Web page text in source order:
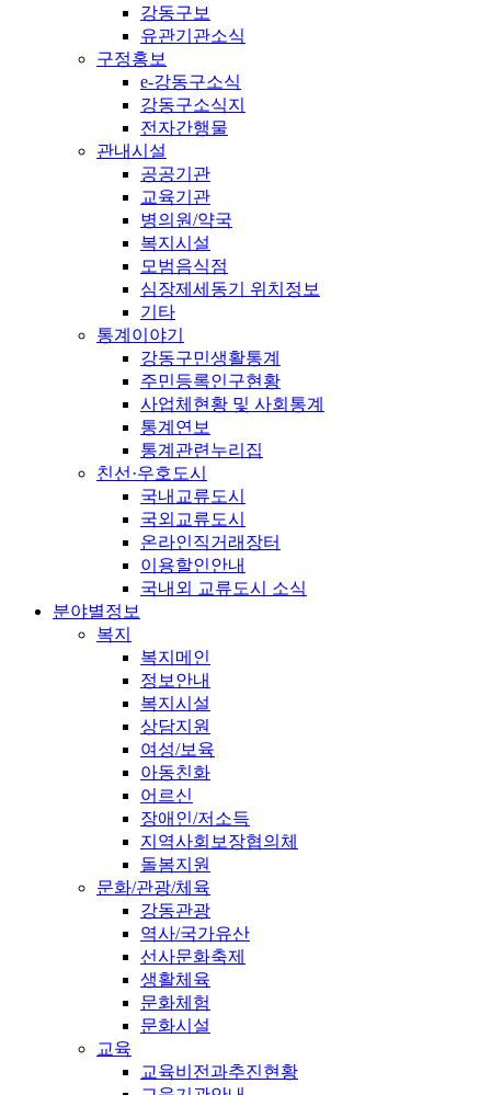
강동구보
유관기관소식
구정홍보
e-강동구소식
강동구소식지
전자간행물
관내시설
공공기관
교육기관
병의원/약국
복지시설
모범음식점
심장제세동기 위치정보
기타
통계이야기
강동구민생활통계
주민등록인구현황
사업체현황 및 사회통계
통계연보
통계관련누리집
친선·우호도시
국내교류도시
국외교류도시
온라인직거래장터
이용할인안내
국내외 교류도시 소식
분야별정보
복지
복지메인
정보안내
복지시설
상담지원
여성/보육
아동친화
어르신
장애인/저소득
지역사회보장협의체
돌봄지원
문화/관광/체육
강동관광
역사/국가유산
선사문화축제
생활체육
문화체험
문화시설
교육
교육비전과추진현황